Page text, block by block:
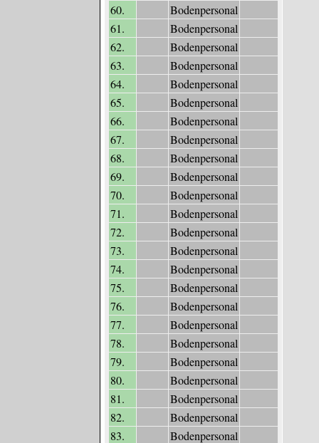
60.
Bodenpersonal
61.
Bodenpersonal
62.
Bodenpersonal
63.
Bodenpersonal
64.
Bodenpersonal
65.
Bodenpersonal
66.
Bodenpersonal
67.
Bodenpersonal
68.
Bodenpersonal
69.
Bodenpersonal
70.
Bodenpersonal
71.
Bodenpersonal
72.
Bodenpersonal
73.
Bodenpersonal
74.
Bodenpersonal
75.
Bodenpersonal
76.
Bodenpersonal
77.
Bodenpersonal
78.
Bodenpersonal
79.
Bodenpersonal
80.
Bodenpersonal
81.
Bodenpersonal
82.
Bodenpersonal
83.
Bodenpersonal